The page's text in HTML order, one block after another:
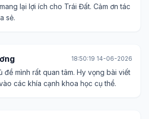
lại lợi ích cho Trái Đất. Cảm ơn tác
sẻ.
18:50:19 14-06-2026
đề mình rất quan tâm. Hy vọng bài viết
các khía cạnh khoa học cụ thể.